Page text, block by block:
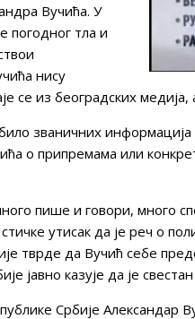
Вучића. У
погодног тла и
нису
се из београдских
званичних информација
о припремама или
пише и говори, много
утисак да је реч о
тврде да Вучић себе
јавно казује да је
Србије Александар